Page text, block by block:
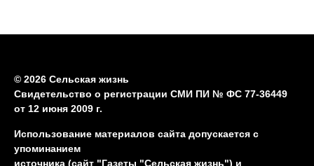
© 2026 Сельская жизнь
Свидетельство о регистрации СМИ ПИ № ФС 77-36449
от 12 июня 2009 г.
Использование материалов сайта допускается с
упоминанием
источника (сайт "Газеты "Сельская жизнь") и